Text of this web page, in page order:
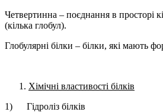
Четвертинна – поєднання в просторі
(кілька глобул).
Глобулярні білки – білки, які мають
Хімічні властивості білків
1) Гідроліз білків